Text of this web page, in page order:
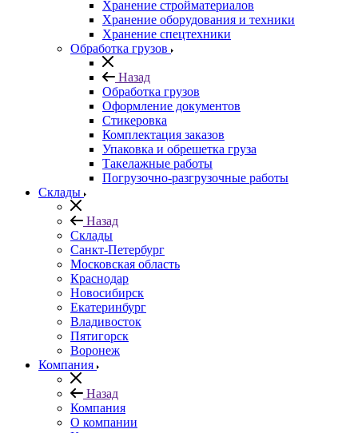
Хранение стройматериалов
Хранение оборудования и техники
Хранение спецтехники
Обработка грузов
Назад
Обработка грузов
Оформление документов
Стикеровка
Комплектация заказов
Упаковка и обрешетка груза
Такелажные работы
Погрузочно-разгрузочные работы
Склады
Назад
Склады
Санкт-Петербург
Московская область
Краснодар
Новосибирск
Екатеринбург
Владивосток
Пятигорск
Воронеж
Компания
Назад
Компания
О компании